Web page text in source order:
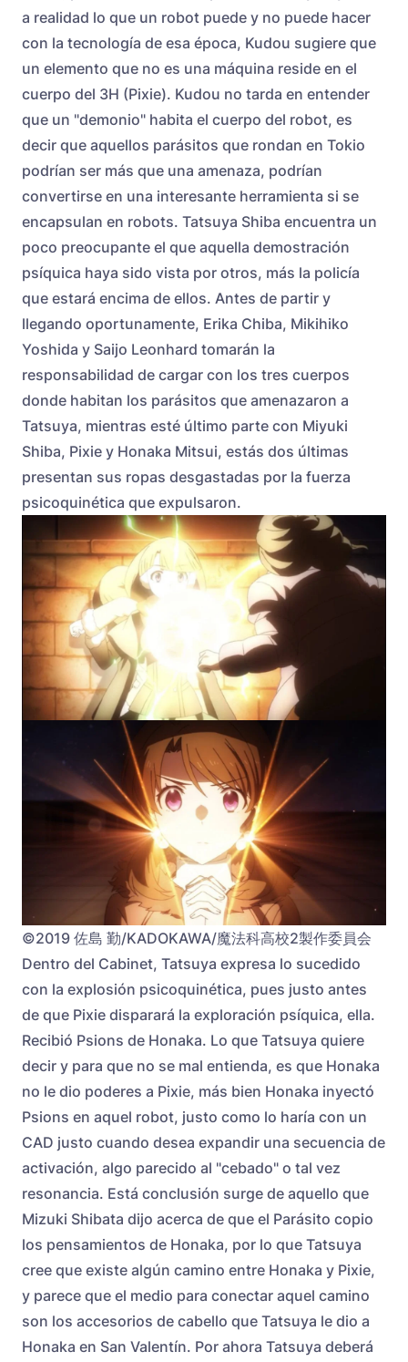
a realidad lo que un robot puede y no puede hacer
con la tecnología de esa época, Kudou sugiere que
un elemento que no es una máquina reside en el
cuerpo del 3H (Pixie). Kudou no tarda en entender
que un "demonio" habita el cuerpo del robot, es
decir que aquellos parásitos que rondan en Tokio
podrían ser más que una amenaza, podrían
convertirse en una interesante herramienta si se
encapsulan en robots. Tatsuya Shiba encuentra un
poco preocupante el que aquella demostración
psíquica haya sido vista por otros, más la policía
que estará encima de ellos. Antes de partir y
llegando oportunamente, Erika Chiba, Mikihiko
Yoshida y Saijo Leonhard tomarán la
responsabilidad de cargar con los tres cuerpos
donde habitan los parásitos que amenazaron a
Tatsuya, mientras esté último parte con Miyuki
Shiba, Pixie y Honaka Mitsui, estás dos últimas
presentan sus ropas desgastadas por la fuerza
psicoquinética que expulsaron.
©2019 佐島 勤/KADOKAWA/魔法科高校2製作委員会
Dentro del Cabinet, Tatsuya expresa lo sucedido
con la explosión psicoquinética, pues justo antes
de que Pixie disparará la exploración psíquica, ella.
Recibió Psions de Honaka. Lo que Tatsuya quiere
decir y para que no se mal entienda, es que Honaka
no le dio poderes a Pixie, más bien Honaka inyectó
Psions en aquel robot, justo como lo haría con un
CAD justo cuando desea expandir una secuencia de
activación, algo parecido al "cebado" o tal vez
resonancia. Está conclusión surge de aquello que
Mizuki Shibata dijo acerca de que el Parásito copio
los pensamientos de Honaka, por lo que Tatsuya
cree que existe algún camino entre Honaka y Pixie,
y parece que el medio para conectar aquel camino
son los accesorios de cabello que Tatsuya le dio a
Honaka en San Valentín. Por ahora Tatsuya deberá